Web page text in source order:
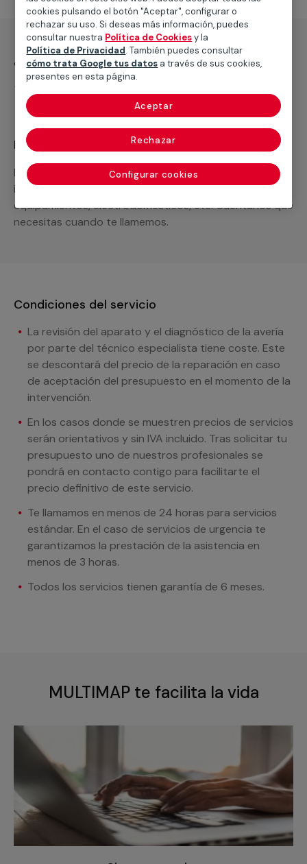
¿Qué incluye?
Desplazamiento
Recuerda que en MULTIMAP
Podemos ofrecer cualquier servicio a medida
incluyendo todo lo que necesites: materiales,
equipamientos, electrodomésticos, etc. Cuéntanos que
necesitas cuando te llamemos.
Condiciones del servicio
La revisión del aparato y el diagnóstico de la avería
por parte del técnico especialista tiene coste. Este
se descontará del precio de la reparación en caso
de aceptación del presupuesto en el momento de la
intervención.
En los casos donde se muestren precios de servicios
serán orientativos y sin IVA incluido. Tras solicitar tu
presupuesto uno de nuestros profesionales se
pondrá en contacto contigo para facilitarte el
precio definitivo de este servicio.
Te llamamos en menos de 24 horas para servicios
estándar. En el caso de servicios de urgencia te
garantizamos la prestación de la asistencia en
menos de 3 horas.
Todos los servicios tienen garantía de 6 meses.
MULTIMAP te facilita la vida
cookies pulsando el botón "Aceptar", configurar o
rechazar su uso. Si deseas más información, puedes
consultar nuestra Política de Cookiesy la
Política de Privacidad. También puedes consultar
cómo trata Google tus datos a través de sus cookies,
presentes en esta página.
Configurar cookies
Rechazar
Aceptar